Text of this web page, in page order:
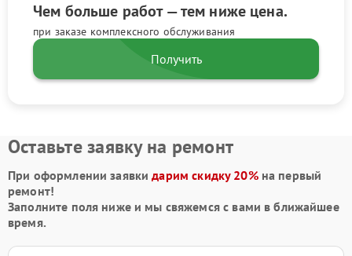
Чем больше работ — тем ниже цена.
при заказе комплексного обслуживания
Получить
Оставьте заявку на ремонт
При оформлении заявкидарим скидку 20%на первый
ремонт!
Заполните поля ниже и мы свяжемся с вами в ближайшее
время.